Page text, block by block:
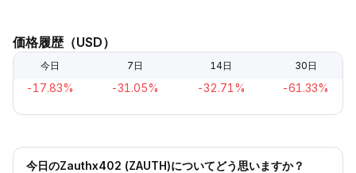
価格履歴（USD）
今日 7日 14日 30日
-17.83% -31.05% -32.71% -61.33%
今日のZauthx402 (ZAUTH)についてどう思いますか？